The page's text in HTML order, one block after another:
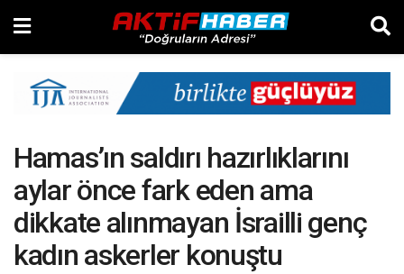
Hamas’ın saldırı hazırlıklarını
aylar önce fark eden ama
dikkate alınmayan İsrailli genç
kadın askerler konuştu